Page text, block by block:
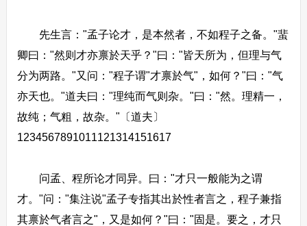
先生言："孟子论才，是本然者，不如程子之备。"蜚
卿曰："然则才亦禀於天乎？"曰："皆天所为，但理与气
分为两路。"又问："程子谓"才禀於气"，如何？"曰："气
亦天也。"道夫曰："理纯而气则杂。"曰："然。理精一，
故纯；气粗，故杂。"〔道夫〕
1234567891011121314151617
问孟、程所论才同异。曰："才只一般能为之谓
才。"问："集注说"孟子专指其出於性者言之，程子兼指
其禀於气者言之"，又是如何？"曰："固是。要之，才只